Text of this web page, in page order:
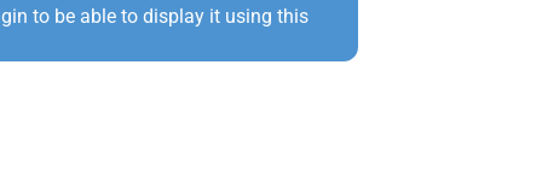
to be able to display it using this